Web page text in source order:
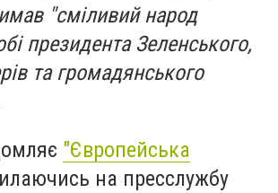
"сміливий народ
президента Зеленського,
та громадянського
"Європейська
на пресслужбу